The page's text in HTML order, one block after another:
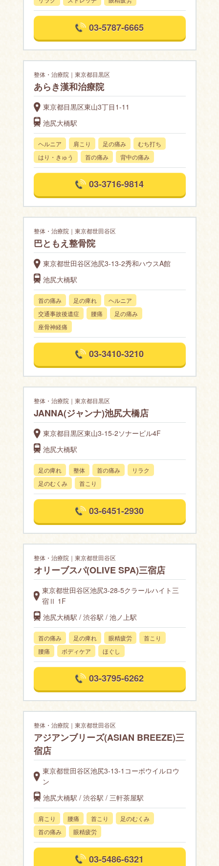
03-5787-6665
整体・治療院｜東京都目黒区
あらき漢和治療院
東京都目黒区東山3丁目1-11
池尻大橋駅
ヘルニア 肩こり 足の痛み
むち打ち
はり・きゅう
首の痛み 背中の痛み
03-3716-9814
整体・治療院｜東京都世田谷区
巴ともえ整骨院
東京都世田谷区池尻3-13-2秀和ハウスA館
池尻大橋駅
首の痛み 足の痺れ
ヘルニア
交通事故後遺症
腰痛
足の痛み
座骨神経痛
03-3410-3210
整体・治療院｜東京都目黒区
JANNA(ジャンナ)池尻大橋店
東京都目黒区東山3-15-2ソナービル4F
池尻大橋駅
足の痺れ 整体 首の痛み
リラク
足のむくみ
首こり
03-6451-2930
整体・治療院｜東京都世田谷区
オリーブスパ(OLIVE SPA)三宿店
東京都世田谷区池尻3-28-5クラールハイト三
宿Ⅱ 1F
池尻大橋駅 / 渋谷駅 / 池ノ上駅
首の痛み 足の痺れ 眼精疲労
首こり
腰痛
ボディケア ほぐし
03-3795-6262
整体・治療院｜東京都世田谷区
アジアンブリーズ(ASIAN BREEZE)三
宿店
東京都世田谷区池尻3-13-1コーポウイルロウ
ン
池尻大橋駅 / 渋谷駅 / 三軒茶屋駅
肩こり 腰痛 首こり
足のむくみ
首の痛み
眼精疲労
03-5486-6321